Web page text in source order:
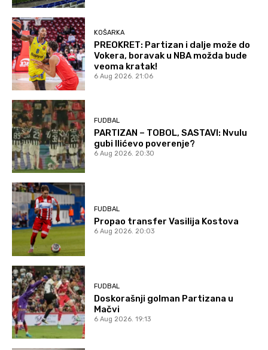
KOŠARKA
PREOKRET: Partizan i dalje može do
Vokera, boravak u NBA možda bude
veoma kratak!
6 Aug 2026. 21:06
FUDBAL
PARTIZAN – TOBOL, SASTAVI: Nvulu
gubi Ilićevo poverenje?
6 Aug 2026. 20:30
FUDBAL
Propao transfer Vasilija Kostova
6 Aug 2026. 20:03
FUDBAL
Doskorašnji golman Partizana u
Mačvi
6 Aug 2026. 19:13